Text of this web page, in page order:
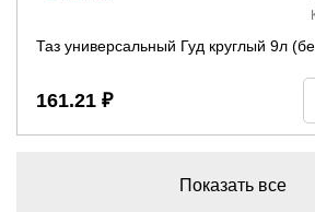
Таз универсальный Гуд круглый 9л
161.21 ₽
Показать все